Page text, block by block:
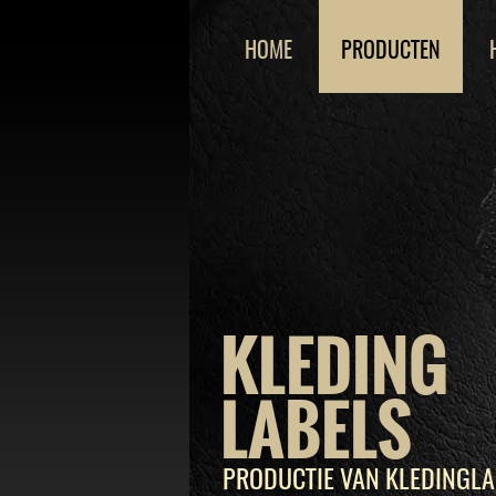
KLEDING
LABELS
PRODUCTIE VAN
HOME PRODUCTEN